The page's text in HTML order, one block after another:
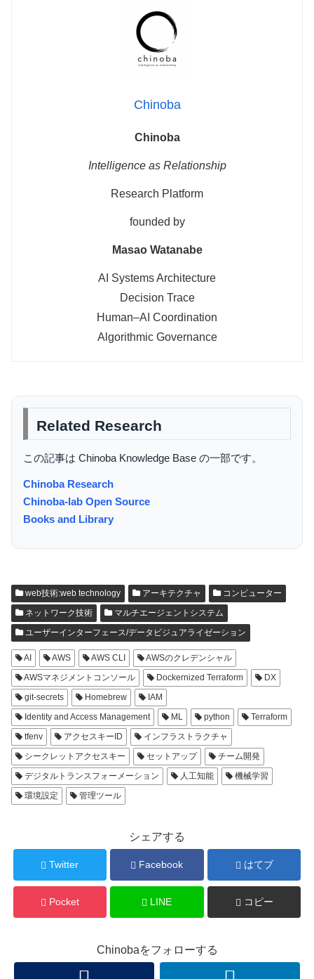
Chinoba
Chinoba
Intelligence as Relationship
Research Platform
founded by
Masao Watanabe
AI Systems Architecture
Decision Trace
Human–AI Coordination
Algorithmic Governance
Related Research
この記事は Chinoba Knowledge Base の一部です。
Chinoba Research
Chinoba-lab Open Source
Books and Library
web技術:web technology アーキテクチャ
コンピューター
ネットワーク技術
マルチエージェントシステム
ユーザーインターフェース/データビジュアライゼーション
AI AWS AWS CLI
AWSのクレデンシャル
AWSマネジメントコンソール
Dockernized Terraform
DX
git-secrets
Homebrew
IAM
Identity and Access Management
ML python
Terraform
tfenv
アクセスキーID
インフラストラクチャ
シークレットアクセスキー
セットアップ
チーム開発
デジタルトランスフォーメーション
人工知能
機械学習
環境設定
管理ツール
シェアする
Twitter Facebook はてブ
Pocket LINE コピー
Chinobaをフォローする